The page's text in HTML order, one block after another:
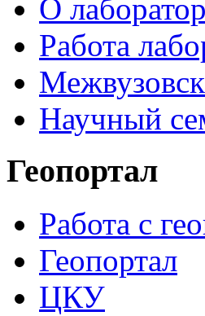
О
Работа
Научный
Геопортал
Работа с
Геопортал
ЦКУ